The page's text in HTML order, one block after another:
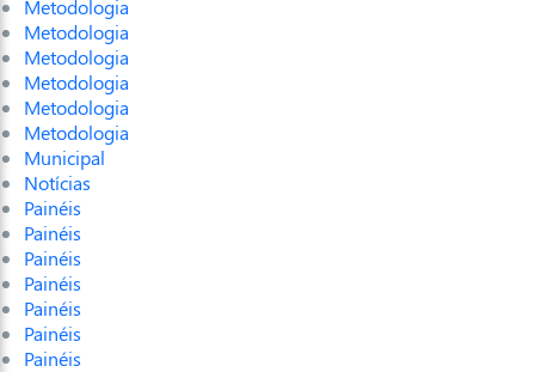
Metodologia
Metodologia
Metodologia
Metodologia
Metodologia
Metodologia
Municipal
Notícias
Painéis
Painéis
Painéis
Painéis
Painéis
Painéis
Painéis